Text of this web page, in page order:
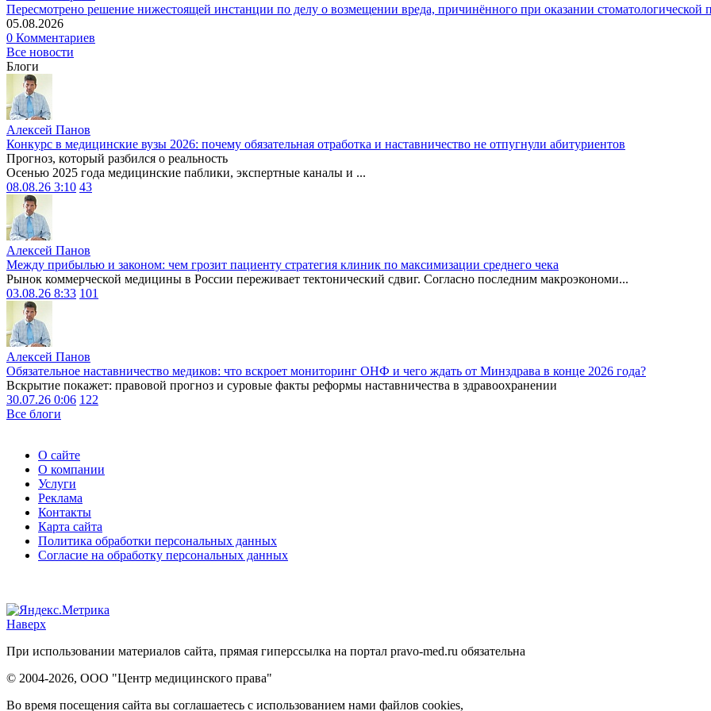
Пересмотрено решение нижестоящей инстанции по делу о возмещении вреда, причинённого при оказании стоматологической
05.08.2026
0 Комментариев
Все новости
Блоги
Алексей Панов
Конкурс в медицинские вузы 2026: почему обязательная отработка и наставничество не отпугнули абитуриентов
Прогноз, который разбился о реальность
Осенью 2025 года медицинские паблики, экспертные каналы и ...
08.08.26 3:10 43
Алексей Панов
Между прибылью и законом: чем грозит пациенту стратегия клиник по максимизации среднего чека
Рынок коммерческой медицины в России переживает тектонический сдвиг. Согласно последним макроэкономи...
03.08.26 8:33 101
Алексей Панов
Обязательное наставничество медиков: что вскроет мониторинг ОНФ и чего ждать от Минздрава в конце 2026 года?
Вскрытие покажет: правовой прогноз и суровые факты реформы наставничества в здравоохранении
30.07.26 0:06 122
Все блоги
О сайте
О компании
Услуги
Реклама
Контакты
Карта сайта
Политика обработки персональных данных
Согласие на обработку персональных данных
Наверх
При использовании материалов сайта, прямая гиперссылка на портал pravo-med.ru обязательна
© 2004-2026, ООО "Центр медицинского права"
Во время посещения сайта вы соглашаетесь с использованием нами файлов cookies,